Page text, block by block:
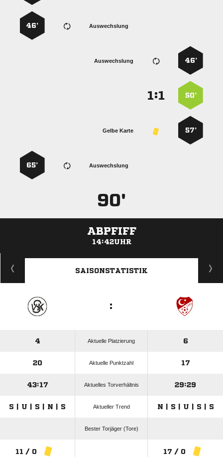
Auswechslung
46’
46’
Auswechslung
50’
:
57’
Gelbe Karte
Auswechslung
65’
90'
ABPFIFF
14:42UHR
ANZEIGE
SAISONSTATISTIK
:
4 Aktuelle Platzierung 6
20 Aktuelle Punktzahl 17
43:17 Aktuelles Torverhältnis 29:29
S | U | S | N | S Aktueller Trend N | S | U | S | S
Bester Torjäger (Tore)
11 / 0 17 / 0